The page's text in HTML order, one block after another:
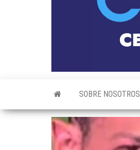
SOBRE NOSOTROS